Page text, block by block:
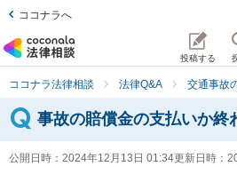
ココナラへ
投稿する
ココナラ法律相談 法律Q&A 交通事故
事故の賠償金の支払いか終
公開日時： 2024年12月13日 01:34更新日時：